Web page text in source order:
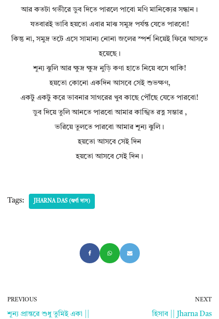
আর কতটা গভীরে ডুব দিতে পারলে পাবো মণি মানিক্যের সন্ধান।
যতবারই ভাবি হয়তো এবার মাঝ সমুদ্র পর্যন্ত যেতে পারবো!
কিন্তু না, সমুদ্র তটে এসে সামান্য নোনা জলের স্পর্শ নিয়েই ফিরে আসতে
হয়েছে।
শূন্য ঝুলি আর ক্ষুদ্র ক্ষুদ্র নুড়ি কণা হাতে নিয়ে বসে থাকি!
হয়তো কোনো একদিন আসবে সেই শুভক্ষণ,
একটু একটু করে ভাবনার সাগরের খুব কাছে পৌঁছে যেতে পারবো!
ডুব দিয়ে তুলি আনতে পারবো আমার কাঙ্খিত রত্ন সম্ভার ,
ভরিয়ে তুলতে পারবো আমার শূন্য ঝুলি।
হয়তো আসবে সেই দিন
হয়তো আসবে সেই দিন।
Tags: JHARNA DAS (ঝর্ণা দাস)
PREVIOUS
শূন্য প্রান্তরে শুধু তুমিই একা ||
NEXT
হিসাব || Jharna Das